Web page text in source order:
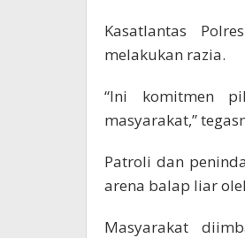
Kasatlantas
melakukan razia.
“Ini komitmen
masyarakat,”
Patroli dan
arena balap liar
Masyarakat